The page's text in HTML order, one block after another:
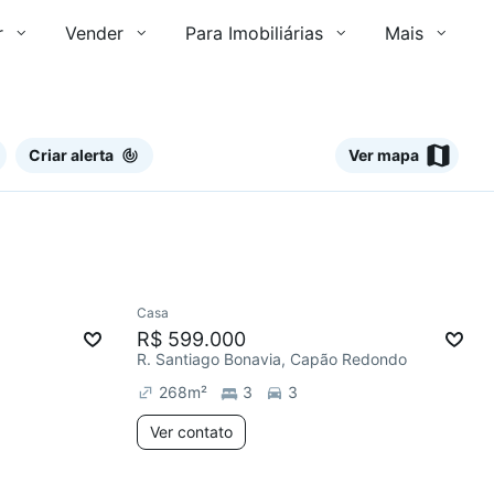
Vender Para Imobiliárias Mais
Criar alerta Ver mapa
Casa
R$ 599.000
R. Santiago Bonavia, Capão Redondo
268m² 3 3
Ver contato